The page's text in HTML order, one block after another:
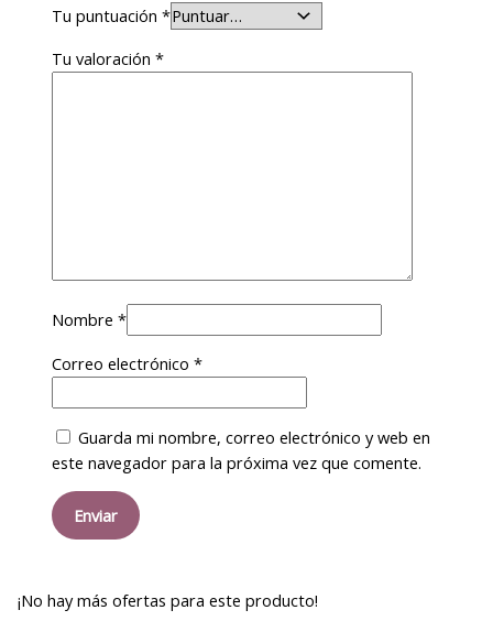
Tu puntuación*
Tu valoración*
Nombre*
Correo electrónico*
Guarda mi nombre, correo electrónico y web en
este navegador para la próxima vez que comente.
¡No hay más ofertas para este producto!